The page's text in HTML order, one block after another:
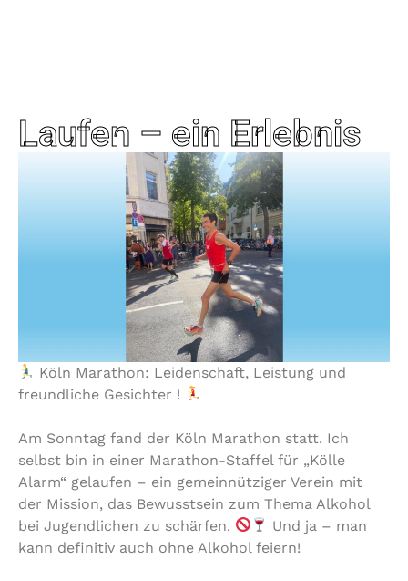
Laufen – ein Erlebnis
Köln Marathon: Leidenschaft, Leistung und
freundliche Gesichter !
Am Sonntag fand der Köln Marathon statt. Ich
selbst bin in einer Marathon-Staffel für „Kölle
Alarm“ gelaufen – ein gemeinnütziger Verein mit
der Mission, das Bewusstsein zum Thema Alkohol
bei Jugendlichen zu schärfen.
Und ja – man
kann definitiv auch ohne Alkohol feiern!